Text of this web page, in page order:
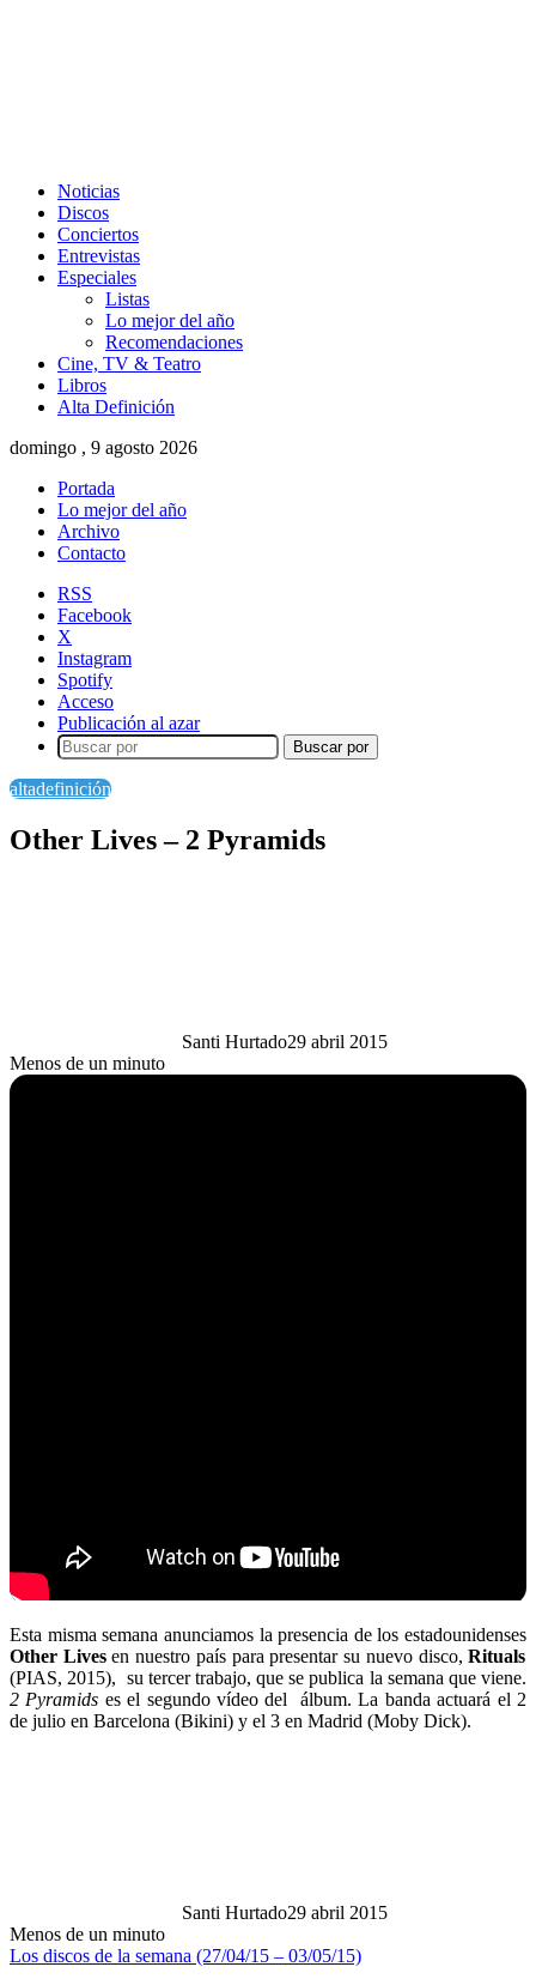
Noticias
Discos
Conciertos
Entrevistas
Especiales
Listas
Lo mejor del año
Recomendaciones
Cine, TV & Teatro
Libros
Alta Definición
domingo , 9 agosto 2026
Portada
Lo mejor del año
Archivo
Contacto
RSS
Facebook
X
Instagram
Spotify
Acceso
Publicación al azar
Buscar por
altadefinición
Other Lives – 2 Pyramids
Santi Hurtado29 abril 2015
Menos de un minuto
Esta misma semana anunciamos la presencia de los estadounidenses
Other Livesen nuestro país para presentar su nuevo disco,Rituals
(PIAS, 2015), su tercer trabajo, que se publica la semana que viene.
2 Pyramids es el segundo vídeo del álbum. La banda actuará el 2
de julio en Barcelona (Bikini) y el 3 en Madrid (Moby Dick).
Santi Hurtado29 abril 2015
Menos de un minuto
Los discos de la semana (27/04/15 – 03/05/15)